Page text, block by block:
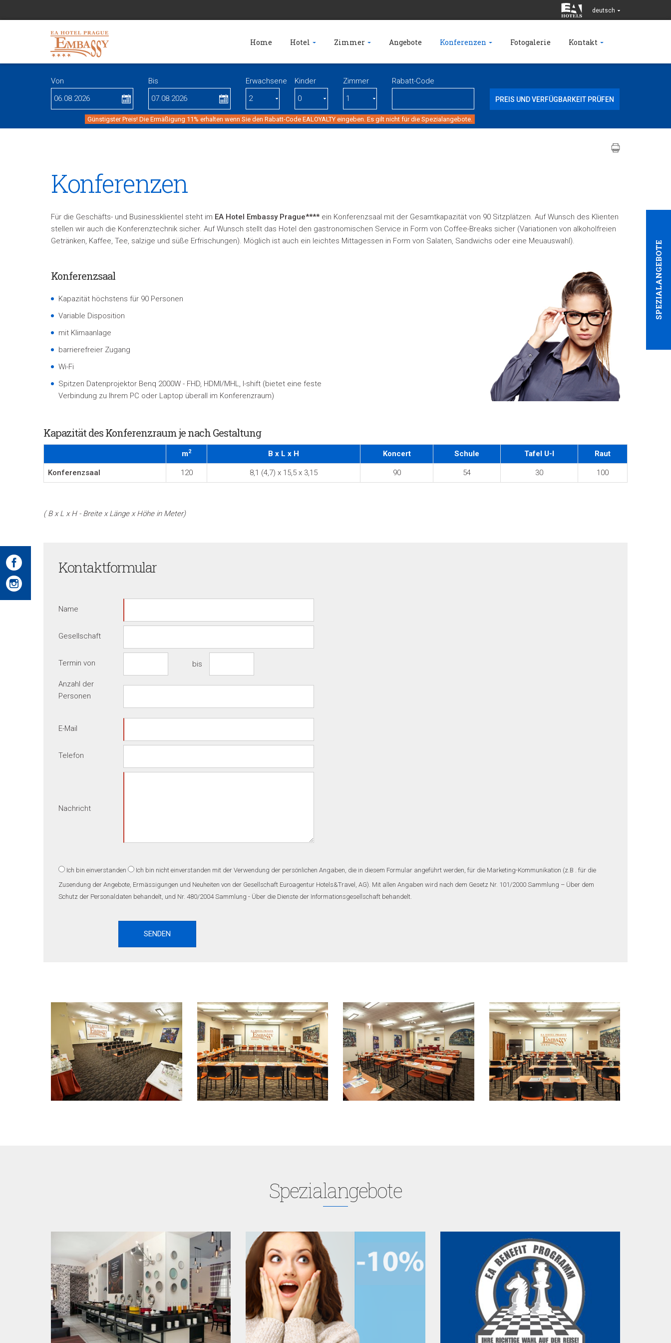
deutsch
Home Hotel Zimmer Angebote Konferenzen Fotogalerie Kontakt
Von Bis Erwachsene Kinder Zimmer Rabatt-Code
Günstigster Preis! Die Ermäßigung 11% erhalten wenn Sie den Rabatt-Code EALOYALTY eingeben. Es gilt nicht für die Spezialangebote.
SPEZIALANGEBOTE
Konferenzen
Für die Geschäfts- und Businessklientel steht im EA Hotel Embassy Prague****ein Konferenzsaal mit der Gesamtkapazität von 90 Sitzplätzen. Auf Wunsch des Klienten
stellen wir auch die Konferenztechnik sicher. Auf Wunsch stellt das Hotel den gastronomischen Service in Form von Coffee-Breaks sicher (Variationen von alkoholfreien
Getränken, Kaffee, Tee, salzige und süße Erfrischungen). Möglich ist auch ein leichtes Mittagessen in Form von Salaten, Sandwichs oder eine Meuauswahl).
Konferenzsaal
Kapazität höchstens für 90 Personen
Variable Disposition
mit Klimaanlage
barrierefreier Zugang
Wi-Fi
Spitzen Datenprojektor Benq 2000W - FHD, HDMI/MHL, l-shift (bietet eine feste
Verbindung zu Ihrem PC oder Laptop überall im Konferenzraum)
Kapazität des Konferenzraum je nach Gestaltung
m2 B x L x H Koncert Schule Tafel U-I Raut
Konferenzsaal 120 8,1 (4,7) x 15,5 x 3,15 90 54 30 100
( B x L x H - Breite x Länge x Höhe in Meter)
Kontaktformular
Name
Gesellschaft
Termin von bis
Anzahl der
Personen
E-Mail
Telefon
Nachricht
Ich bin einverstanden Ich bin nicht einverstanden mit der Verwendung der persönlichen Angaben, die in diesem Formular angeführt werden, für die Marketing-Kommunikation (z.B . für die
Zusendung der Angebote, Ermässigungen und Neuheiten von der Gesellschaft Euroagentur Hotels&Travel, AG). Mit allen Angaben wird nach dem Gesetz Nr. 101/2000 Sammlung – Über dem
Schutz der Personaldaten behandelt, und Nr. 480/2004 Sammlung - Über die Dienste der Informationsgesellschaft behandelt.
Spezialangebote